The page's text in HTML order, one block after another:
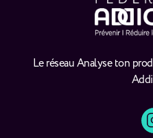
Le réseau Analyse ton